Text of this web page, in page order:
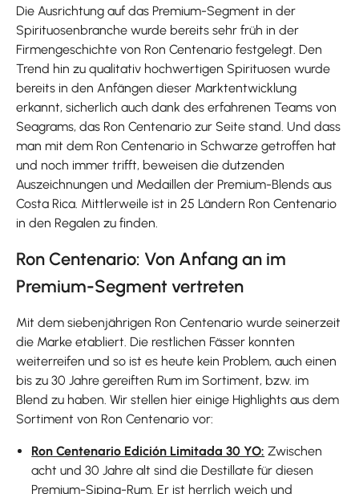
Die Ausrichtung auf das Premium-Segment in der
Spirituosenbranche wurde bereits sehr früh in der
Firmengeschichte von Ron Centenario festgelegt. Den
Trend hin zu qualitativ hochwertigen Spirituosen wurde
bereits in den Anfängen dieser Marktentwicklung
erkannt, sicherlich auch dank des erfahrenen Teams von
Seagrams, das Ron Centenario zur Seite stand. Und dass
man mit dem Ron Centenario in Schwarze getroffen hat
und noch immer trifft, beweisen die dutzenden
Auszeichnungen und Medaillen der Premium-Blends aus
Costa Rica. Mittlerweile ist in 25 Ländern Ron Centenario
in den Regalen zu finden.
Ron Centenario: Von Anfang an im
Premium-Segment vertreten
Mit dem siebenjährigen Ron Centenario wurde seinerzeit
die Marke etabliert. Die restlichen Fässer konnten
weiterreifen und so ist es heute kein Problem, auch einen
bis zu 30 Jahre gereiften Rum im Sortiment, bzw. im
Blend zu haben. Wir stellen hier einige Highlights aus dem
Sortiment von Ron Centenario vor:
Ron Centenario Edición Limitada 30 YO: Zwischen
acht und 30 Jahre alt sind die Destillate für diesen
Premium-Siping-Rum. Er ist herrlich weich und